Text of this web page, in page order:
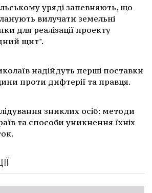
уряді запевняють, що
вилучати земельні
для реалізації проекту
щит".
надійдуть перші поставки
проти дифтерії та правця.
зниклих осіб: методи
та способи уникнення їхніх